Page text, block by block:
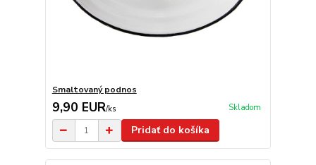
Smaltovaný podnos
9,90 EUR/ks Skladom
Pridať do košíka